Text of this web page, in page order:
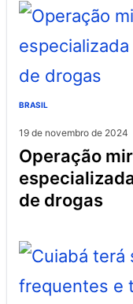
BRASIL
19 de novembro de 2024
operação mira quadrilha de mg
de drogas